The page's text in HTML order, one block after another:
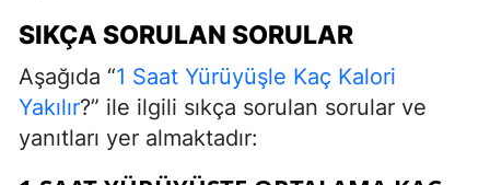
SIKÇA SORULAN SORULAR
Aşağıda “1 Saat Yürüyüşle Kaç Kalori
Yakılır?” ile ilgili sıkça sorulan sorular ve
yanıtları yer almaktadır: